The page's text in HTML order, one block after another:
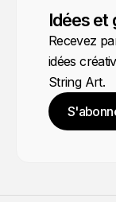
Idées et
Recevez
idées
String Art.